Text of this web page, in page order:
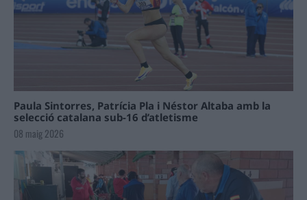
Paula Sintorres, Patrícia Pla i Néstor Altaba amb la
selecció catalana sub-16 d’atletisme
08 maig 2026